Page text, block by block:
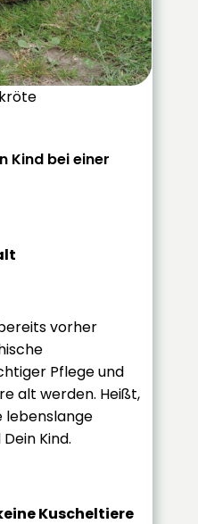
Kind bei einer
vorher
Pflege und
alt werden. Heißt,
lebenslange
Kind.
Kuscheltiere